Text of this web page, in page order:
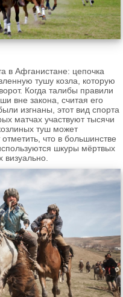
в Афганистане: цепочка
тушу козла, которую
Когда талибы правили
вне закона, считая его
изгнаны, этот вид спорта
матчах участвуют тысячи
туш может
что в большинстве
шкуры мёртвых